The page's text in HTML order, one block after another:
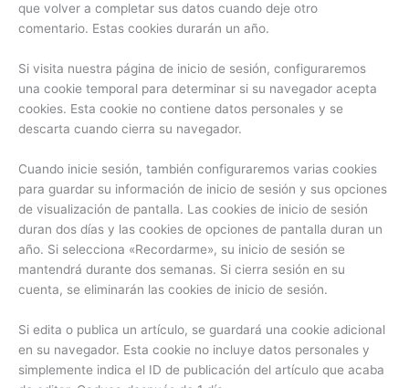
que volver a completar sus datos cuando deje otro
comentario. Estas cookies durarán un año.
Si visita nuestra página de inicio de sesión, configuraremos
una cookie temporal para determinar si su navegador acepta
cookies. Esta cookie no contiene datos personales y se
descarta cuando cierra su navegador.
Cuando inicie sesión, también configuraremos varias cookies
para guardar su información de inicio de sesión y sus opciones
de visualización de pantalla. Las cookies de inicio de sesión
duran dos días y las cookies de opciones de pantalla duran un
año. Si selecciona «Recordarme», su inicio de sesión se
mantendrá durante dos semanas. Si cierra sesión en su
cuenta, se eliminarán las cookies de inicio de sesión.
Si edita o publica un artículo, se guardará una cookie adicional
en su navegador. Esta cookie no incluye datos personales y
simplemente indica el ID de publicación del artículo que acaba